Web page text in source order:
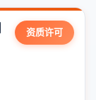
资质许可